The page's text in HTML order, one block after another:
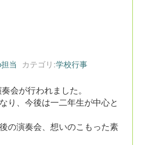
当 カテゴリ:学校行事
会が行われました。
り、今後は一二年生が中心と
の演奏会、想いのこもった素